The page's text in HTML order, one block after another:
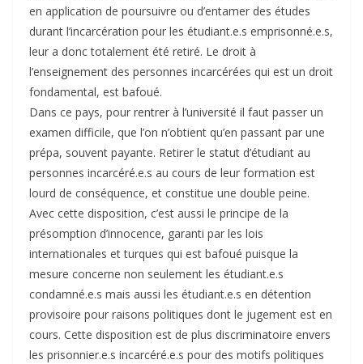
en application de poursuivre ou d’entamer des études
durant l’incarcération pour les étudiant.e.s emprisonné.e.s,
leur a donc totalement été retiré. Le droit à
l’enseignement des personnes incarcérées qui est un droit
fondamental, est bafoué.
Dans ce pays, pour rentrer à l’université il faut passer un
examen difficile, que l’on n’obtient qu’en passant par une
prépa, souvent payante. Retirer le statut d’étudiant au
personnes incarcéré.e.s au cours de leur formation est
lourd de conséquence, et constitue une double peine.
Avec cette disposition, c’est aussi le principe de la
présomption d’innocence, garanti par les lois
internationales et turques qui est bafoué puisque la
mesure concerne non seulement les étudiant.e.s
condamné.e.s mais aussi les étudiant.e.s en détention
provisoire pour raisons politiques dont le jugement est en
cours. Cette disposition est de plus discriminatoire envers
les prisonnier.e.s incarcéré.e.s pour des motifs politiques